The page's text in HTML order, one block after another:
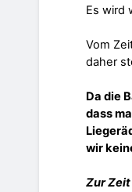
Es wird
Vom
daher
Da die
dass
wir
Zur